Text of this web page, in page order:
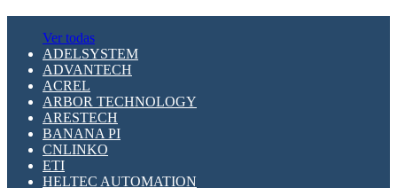
Ver todas
ADELSYSTEM
ADVANTECH
ACREL
ARBOR TECHNOLOGY
ARESTECH
BANANA PI
CNLINKO
ETI
HELTEC AUTOMATION